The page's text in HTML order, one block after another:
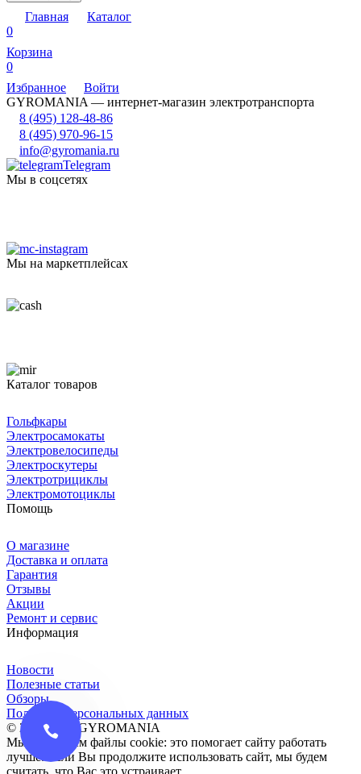
Главная
Каталог
0
Корзина
0
Избранное
Войти
GYROMANIA — интернет-магазин электротранспорта
8 (495) 128-48-86
8 (495) 970-96-15
info@gyromania.ru
Telegram
Мы в соцсетях
Мы на маркетплейсах
Каталог товаров
Гольфкары
Электросамокаты
Электровелосипеды
Электроскутеры
Электротрициклы
Электромотоциклы
Помощь
О магазине
Доставка и оплата
Гарантия
Отзывы
Акции
Ремонт и сервис
Информация
Новости
Полезные статьи
Обзоры
Политика персональных данных
© 2016-2026 GYROMANIA
Мы сохраняем файлы cookie: это помогает сайту работать
лучше. Если Вы продолжите использовать сайт, мы будем
считать, что Вас это устраивает.